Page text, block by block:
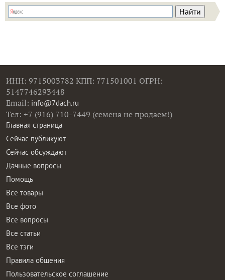
ИНН: 9715003782 КПП: 771501001 ОГРН:
5147746293448
Email: info@7dach.ru
Тел: +7 (916) 710-7449 (семена не продаем!)
Главная страница
Сейчас публикуют
Сейчас обсуждают
Дачные вопросы
Помощь
Все товары
Все фото
Все вопросы
Все статьи
Все тэги
Правила общения
Пользовательское соглашение